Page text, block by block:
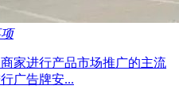
家进行产品市场推广的主流
广告牌安...